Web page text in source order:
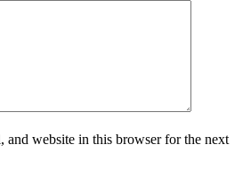
and website in this browser for the next